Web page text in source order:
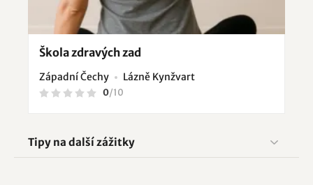
Škola zdravých zad
Západní Čechy Lázně Kynžvart
0/10
Tipy na další zážitky